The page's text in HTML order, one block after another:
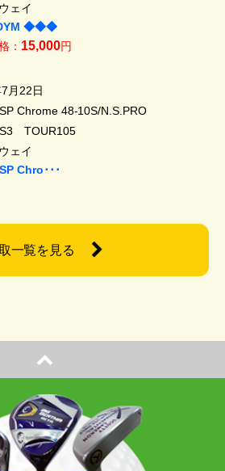
ェイ
◆◆◆
： 15,000円
月22日
Chrome 48-10S/N.S.PRO
TOUR105
ェイ
Chro･･･
一覧を見る